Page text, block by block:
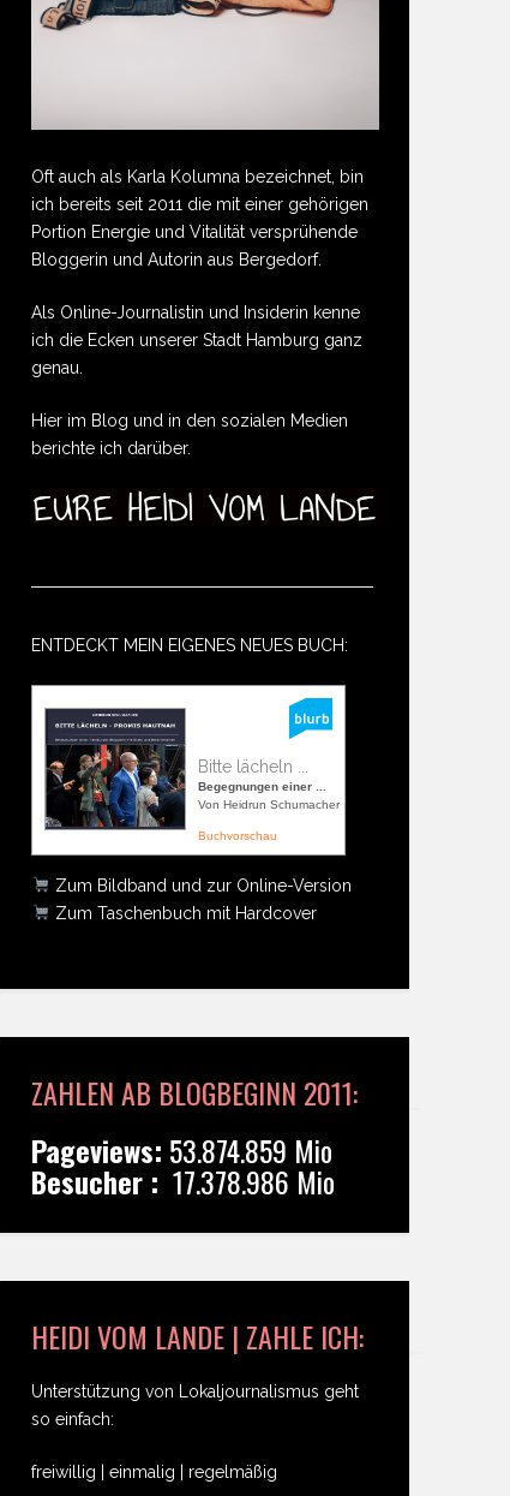
Oft auch als Karla Kolumna bezeichnet, bin
ich bereits seit 2011 die mit einer gehörigen
Portion Energie und Vitalität versprühende
Bloggerin und Autorin aus Bergedorf.
Als Online-Journalistin und Insiderin kenne
ich die Ecken unserer Stadt Hamburg ganz
genau.
Hier im Blog und in den sozialen Medien
berichte ich darüber.
ENTDECKT MEIN EIGENES NEUES BUCH:
Bitte lächeln ...
Begegnungen einer ...
Von Heidrun Schumacher
Buchvorschau
Zum Bildband und zur Online-Version
Zum Taschenbuch mit Hardcover
ZAHLEN AB BLOGBEGINN 2011:
Pageviews: 53.874.859 Mio
Besucher : 17.378.986 Mio
HEIDI VOM LANDE | ZAHLE ICH:
Unterstützung von Lokaljournalismus geht
so einfach:
freiwillig | einmalig | regelmäßig